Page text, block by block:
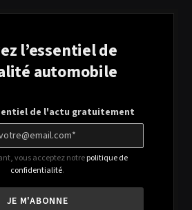
l’essentiel de
automobile
de l'actu gratuitement
vous acceptez notrepolitique de
confidentialité.